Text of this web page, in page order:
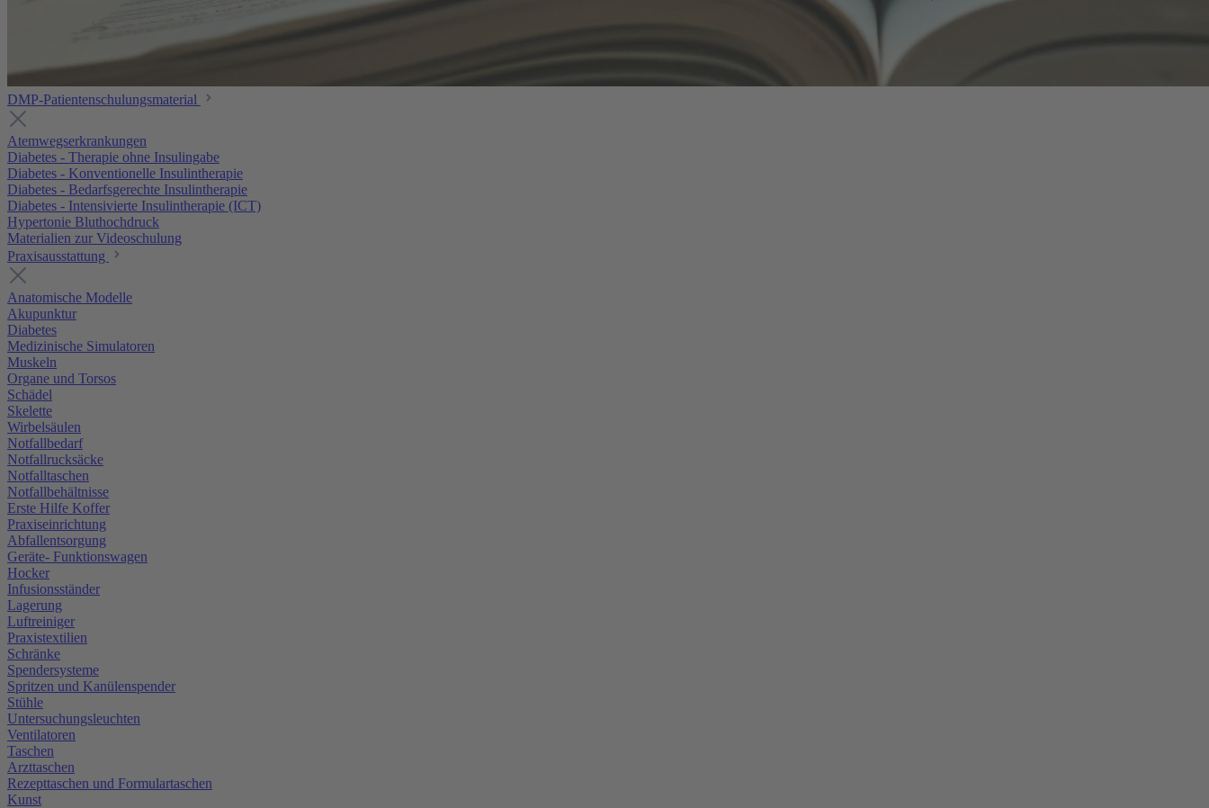
DMP-Patientenschulungsmaterial
Atemwegserkrankungen
Diabetes - Therapie ohne Insulingabe
Diabetes - Konventionelle Insulintherapie
Diabetes - Bedarfsgerechte Insulintherapie
Diabetes - Intensivierte Insulintherapie (ICT)
Hypertonie Bluthochdruck
Materialien zur Videoschulung
Praxisausstattung
Anatomische Modelle
Akupunktur
Diabetes
Medizinische Simulatoren
Muskeln
Organe und Torsos
Schädel
Skelette
Wirbelsäulen
Notfallbedarf
Notfallrucksäcke
Notfalltaschen
Notfallbehältnisse
Erste Hilfe Koffer
Praxiseinrichtung
Abfallentsorgung
Geräte- Funktionswagen
Hocker
Infusionsständer
Lagerung
Luftreiniger
Praxistextilien
Schränke
Spendersysteme
Spritzen und Kanülenspender
Stühle
Untersuchungsleuchten
Ventilatoren
Taschen
Arzttaschen
Rezepttaschen und Formulartaschen
Kunst